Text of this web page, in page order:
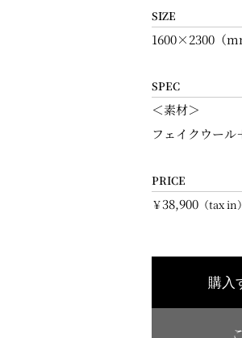
SIZE
1600×2300（
SPEC
＜素材＞
フェイクウール
PRICE
￥38,900 （tax in）
購入